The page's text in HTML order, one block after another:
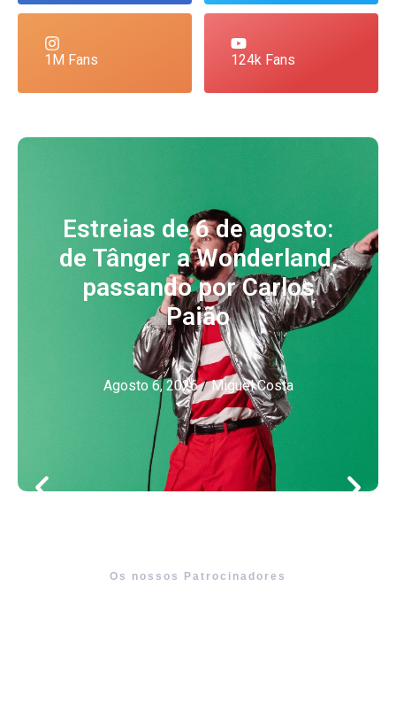
1M Fans 124k Fans
Estreias de 6 de agosto:
de Tânger a Wonderland,
passando por Carlos
Paião
Agosto 6, 2026 / Miguel Costa
Os nossos Patrocinadores